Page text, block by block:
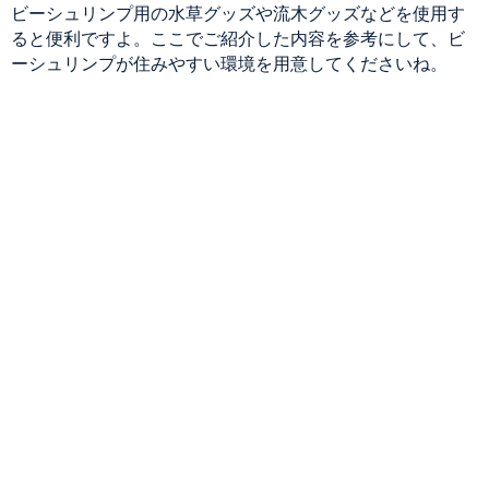
ビーシュリンプ用の水草グッズや流木グッズなどを使用す
ると便利ですよ。ここでご紹介した内容を参考にして、ビ
ーシュリンプが住みやすい環境を用意してくださいね。